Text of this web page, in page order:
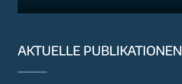
AKTUELLE PUBLIKATIONEN